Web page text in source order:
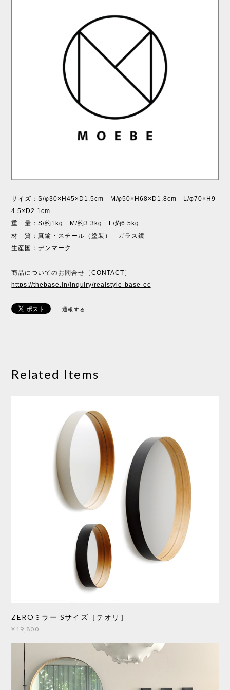
サイズ：S/φ30×H45×D1.5cm M/φ50×H68×D1.8cm L/φ70×H9
4.5×D2.1cm
重 量：S/約1kg M/約3.3kg L/約6.5kg
材 質：真鍮・スチール（塗装） ガラス鏡
生産国：デンマーク
商品についてのお問合せ［CONTACT］
https://thebase.in/inquiry/realstyle-base-ec
通報する
Related Items
ZEROミラー Sサイズ［テオリ］
¥19,800